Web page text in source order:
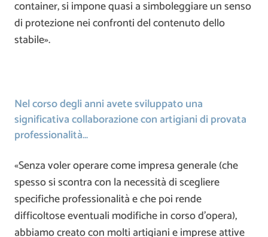
container, si impone quasi a simboleggiare un senso
di protezione nei confronti del contenuto dello
stabile».
Nel corso degli anni avete sviluppato una
significativa collaborazione con artigiani di provata
professionalità…
«Senza voler operare come impresa generale (che
spesso si scontra con la necessità di scegliere
specifiche professionalità e che poi rende
difficoltose eventuali modifiche in corso d’opera),
abbiamo creato con molti artigiani e imprese attive